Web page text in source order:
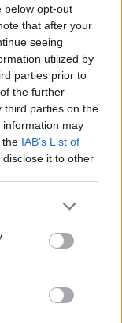
below opt-out
that after your
seeing
utilized by
parties prior to
the further
third parties on the
information may
the IAB’s List of
it to other